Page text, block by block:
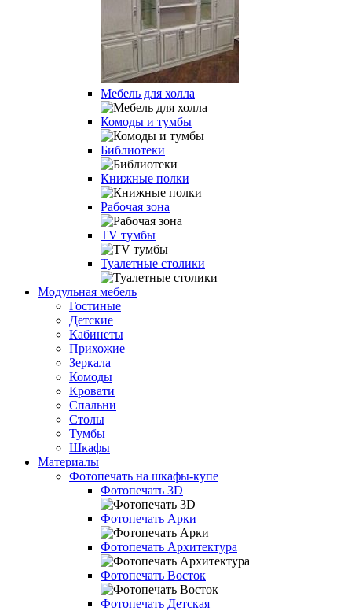
Мебель для холла
Комоды и тумбы
Библиотеки
Книжные полки
Рабочая зона
TV тумбы
Туалетные столики
Модульная мебель
Гостиные
Детские
Кабинеты
Прихожие
Зеркала
Комоды
Кровати
Спальни
Столы
Тумбы
Шкафы
Материалы
Фотопечать на шкафы-купе
Фотопечать 3D
Фотопечать Арки
Фотопечать Архитектура
Фотопечать Восток
Фотопечать Детская